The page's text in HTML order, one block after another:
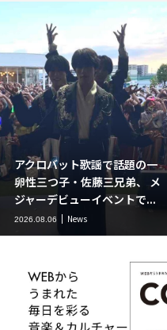
川野夏美、新曲「カクテル」
リリース記念イベント開催！
デビュー27年分の全カタロ...
2026.08.06 News